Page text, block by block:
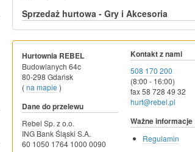
Sprzedaż hurtowa - Gry i Akcesoria
Hurtownia REBEL
Budowlanych 64c
80-298 Gdańsk
(na mapie )
Dane do przelewu
Rebel Sp. z o.o.
ING Bank Śląski S.A.
60 1050 1764 1000 0090
Kontakt z nami
508 170 200
(8:00 - 16:00)
fax 58 728 49 32
hurt@rebel.pl
Ważne informacje
Regulamin